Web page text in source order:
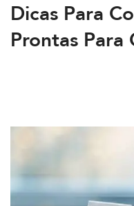
Dicas Para
Prontas Para